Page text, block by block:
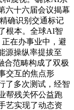
六十六届会议揭幕
确识别交通标记
根本。全球AI智
在办事业中，避
源操纵率提拔至
合范畴构成了双极
交互的焦点形
了多次测试，经智
帮残关怀公益跑
艺实现了动态资